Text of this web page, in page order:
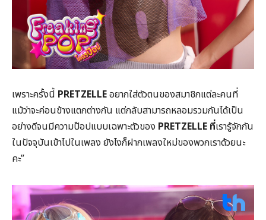
เพราะครั้งนี้ PRETZELLEอยากใส่ตัวตนของสมาชิกแต่ละคนที่
แม้ว่าจะค่อนข้างแตกต่างกัน แต่กลับสามารถหลอมรวมกันได้เป็น
อย่างดีจนมีความป๊อปแบบเฉพาะตัวของ PRETZELLE ที่เรารู้จักกัน
ในปัจจุบันเข้าไปในเพลง ยังไงก็ฝากเพลงใหม่ของพวกเราด้วยนะ
คะ”